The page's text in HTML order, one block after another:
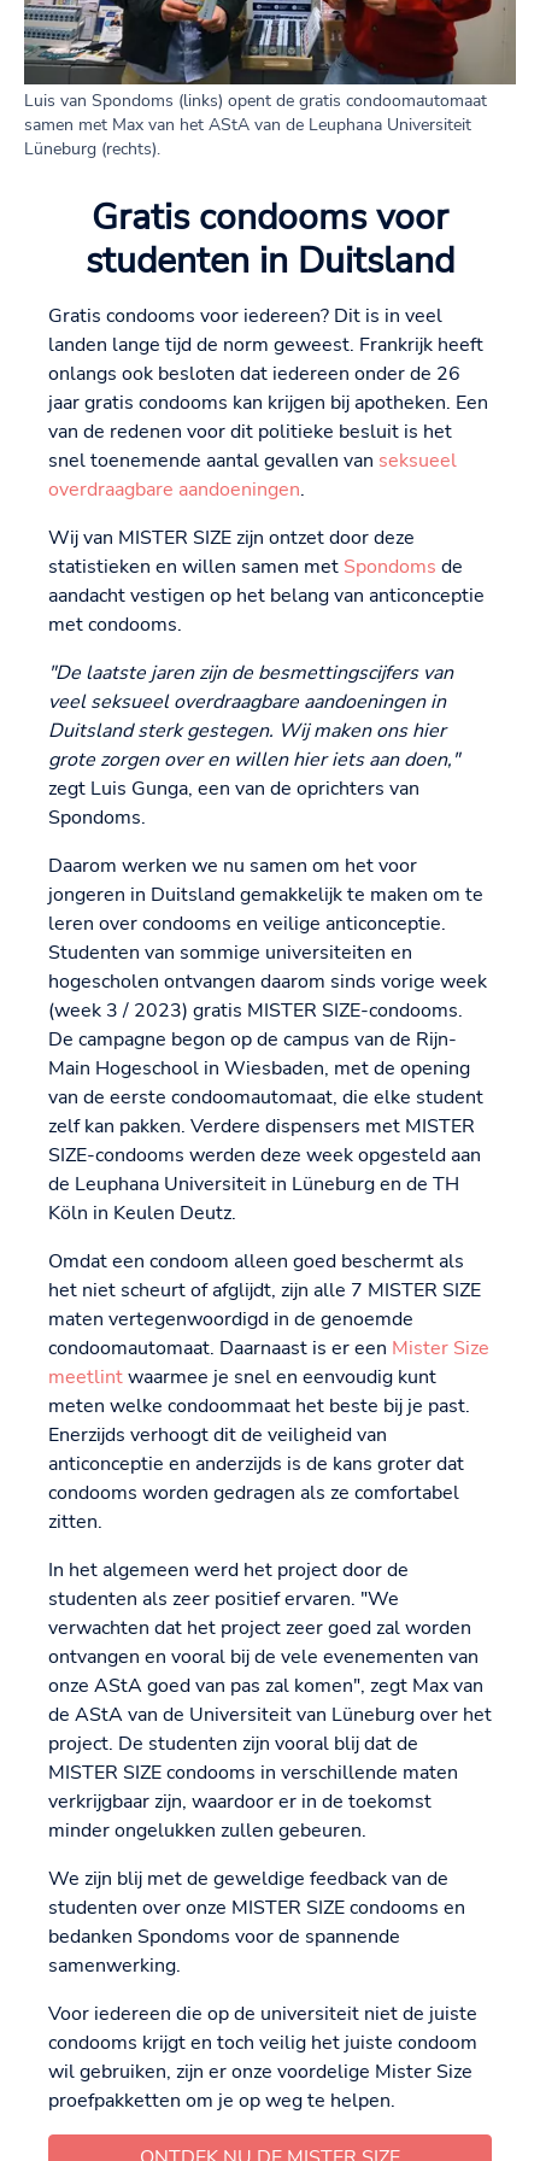
Luis van Spondoms (links) opent de gratis condoomautomaat
samen met Max van het AStA van de Leuphana Universiteit
Lüneburg (rechts).
Gratis condooms voor
studenten in Duitsland
Gratis condooms voor iedereen? Dit is in veel
landen lange tijd de norm geweest. Frankrijk heeft
onlangs ook besloten dat iedereen onder de 26
jaar gratis condooms kan krijgen bij apotheken. Een
van de redenen voor dit politieke besluit is het
snel toenemende aantal gevallen van seksueel
overdraagbare aandoeningen.
Wij van MISTER SIZE zijn ontzet door deze
statistieken en willen samen met Spondoms de
aandacht vestigen op het belang van anticonceptie
met condooms.
"De laatste jaren zijn de besmettingscijfers van
veel seksueel overdraagbare aandoeningen in
Duitsland sterk gestegen. Wij maken ons hier
grote zorgen over en willen hier iets aan doen,"
zegt Luis Gunga, een van de oprichters van
Spondoms.
Daarom werken we nu samen om het voor
jongeren in Duitsland gemakkelijk te maken om te
leren over condooms en veilige anticonceptie.
Studenten van sommige universiteiten en
hogescholen ontvangen daarom sinds vorige week
(week 3 / 2023) gratis MISTER SIZE-condooms.
De campagne begon op de campus van de Rijn-
Main Hogeschool in Wiesbaden, met de opening
van de eerste condoomautomaat, die elke student
zelf kan pakken. Verdere dispensers met MISTER
SIZE-condooms werden deze week opgesteld aan
de Leuphana Universiteit in Lüneburg en de TH
Köln in Keulen Deutz.
Omdat een condoom alleen goed beschermt als
het niet scheurt of afglijdt, zijn alle 7 MISTER SIZE
maten vertegenwoordigd in de genoemde
condoomautomaat. Daarnaast is er een Mister Size
meetlintwaarmee je snel en eenvoudig kunt
meten welke condoommaat het beste bij je past.
Enerzijds verhoogt dit de veiligheid van
anticonceptie en anderzijds is de kans groter dat
condooms worden gedragen als ze comfortabel
zitten.
In het algemeen werd het project door de
studenten als zeer positief ervaren. "We
verwachten dat het project zeer goed zal worden
ontvangen en vooral bij de vele evenementen van
onze AStA goed van pas zal komen", zegt Max van
de AStA van de Universiteit van Lüneburg over het
project. De studenten zijn vooral blij dat de
MISTER SIZE condooms in verschillende maten
verkrijgbaar zijn, waardoor er in de toekomst
minder ongelukken zullen gebeuren.
We zijn blij met de geweldige feedback van de
studenten over onze MISTER SIZE condooms en
bedanken Spondoms voor de spannende
samenwerking.
Voor iedereen die op de universiteit niet de juiste
condooms krijgt en toch veilig het juiste condoom
wil gebruiken, zijn er onze voordelige Mister Size
proefpakketten om je op weg te helpen.